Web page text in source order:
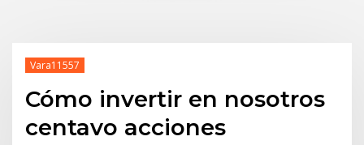
Vara11557
Cómo invertir en nosotros
centavo acciones